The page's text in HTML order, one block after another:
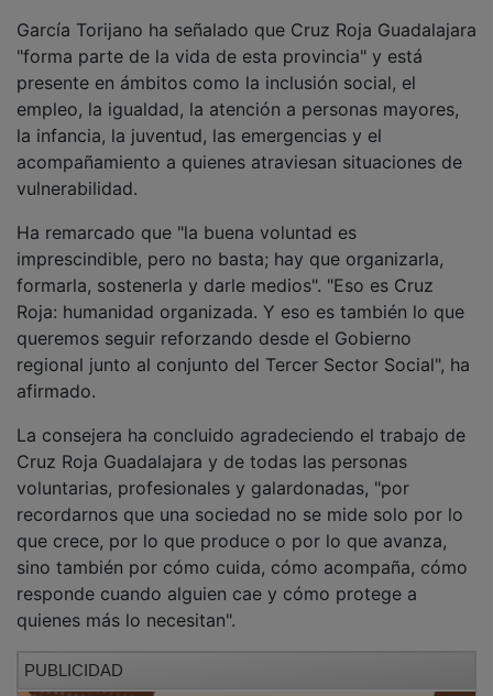
recordarnos que una sociedad no se mide solo por lo
que crece, por lo que produce o por lo que avanza,
sino también por cómo cuida, cómo acompaña, cómo
responde cuando alguien cae y cómo protege a
quienes más lo necesitan".
PUBLICIDAD